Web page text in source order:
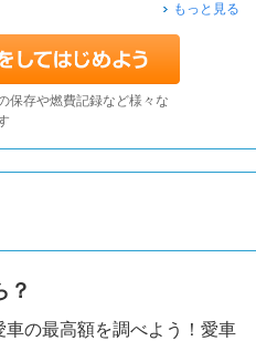
もっと見る
保存や燃費記録など様々な
？
の最高額を調べよう！愛車